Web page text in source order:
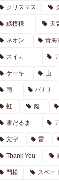
クリスマス
鱗模様 天
ネオン 青海
スイカ
ケーキ 山
雨 バナナ
虹 鍵
雪だるま
文字 雷
Thank You
門松 スペー